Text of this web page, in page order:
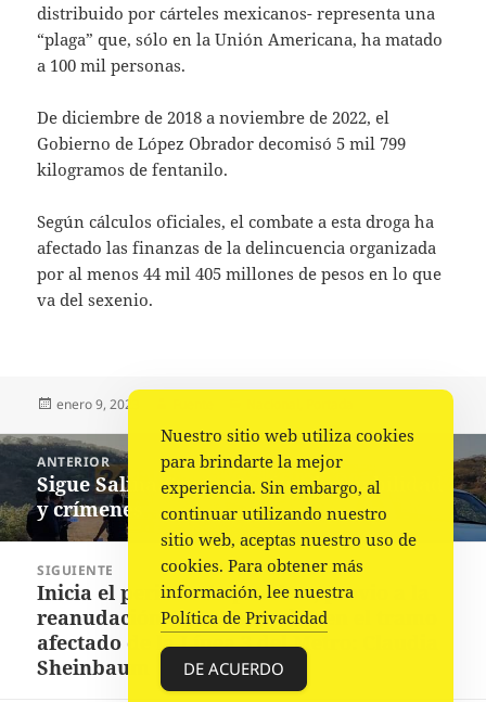
distribuido por cárteles mexicanos- representa una
“plaga” que, sólo en la Unión Americana, ha matado
a 100 mil personas.
De diciembre de 2018 a noviembre de 2022, el
Gobierno de López Obrador decomisó 5 mil 799
kilogramos de fentanilo.
Según cálculos oficiales, el combate a esta droga ha
afectado las finanzas de la delincuencia organizada
por al menos 44 mil 405 millones de pesos en lo que
va del sexenio.
Publicado
enero 9, 2023
Navegación
entradas
ANTERIOR
Entrada
anterior:
Sigue Salina Cruz entre ingobernabilidad
y crímenes
SIGUIENTE
Siguiente
entrada:
Inicia el periodo de pruebas, previo a la
reanudación de la operación en el tramo
afectado de la Línea 3 del Metro: Claudia
Sheinbaum
Nuestro sitio web utiliza cookies
para brindarte la mejor
experiencia. Sin embargo, al
continuar utilizando nuestro
sitio web, aceptas nuestro uso de
cookies. Para obtener más
información, lee nuestra
Política de Privacidad
DE ACUERDO